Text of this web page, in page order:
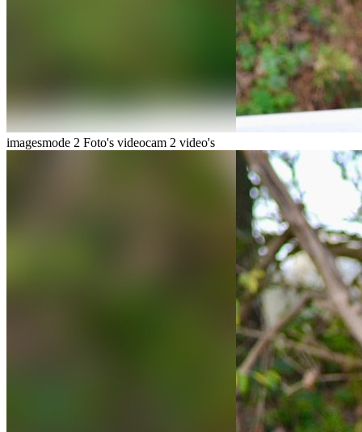
imagesmode 2 Foto's videocam 2 video's